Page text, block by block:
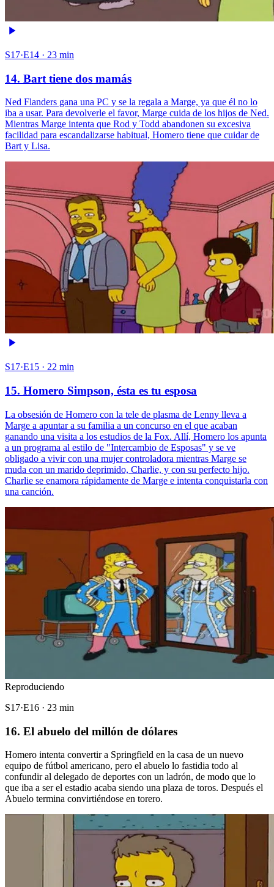
S17·E14 · 23 min
14. Bart tiene dos mamás
Ned Flanders gana una PC y se la regala a Marge, ya que él no lo
iba a usar. Para devolverle el favor, Marge cuida de los hijos de Ned.
Mientras Marge intenta que Rod y Todd abandonen su excesiva
facilidad para escandalizarse habitual, Homero tiene que cuidar de
Bart y Lisa.
S17·E15 · 22 min
15. Homero Simpson, ésta es tu esposa
La obsesión de Homero con la tele de plasma de Lenny lleva a
Marge a apuntar a su familia a un concurso en el que acaban
ganando una visita a los estudios de la Fox. Allí, Homero los apunta
a un programa al estilo de "Intercambio de Esposas" y se ve
obligado a vivir con una mujer controladora mientras Marge se
muda con un marido deprimido, Charlie, y con su perfecto hijo.
Charlie se enamora rápidamente de Marge e intenta conquistarla con
una canción.
Reproduciendo
S17·E16 · 23 min
16. El abuelo del millón de dólares
Homero intenta convertir a Springfield en la casa de un nuevo
equipo de fútbol americano, pero el abuelo lo fastidia todo al
confundir al delegado de deportes con un ladrón, de modo que lo
que iba a ser el estadio acaba siendo una plaza de toros. Después el
Abuelo termina convirtiéndose en torero.